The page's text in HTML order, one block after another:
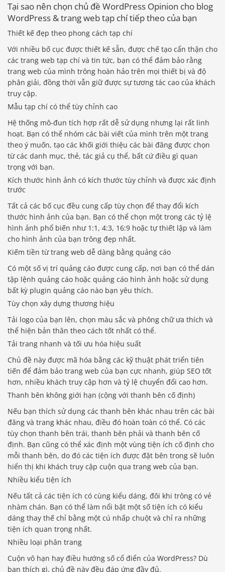
Tại sao nên chọn chủ đề WordPress Opinion cho blog
WordPress & trang web tạp chí tiếp theo của bạn
Thiết kế đẹp theo phong cách tạp chí
Với nhiều bố cục được thiết kế sẵn, được chế tạo cẩn thận cho
các trang web tạp chí và tin tức, bạn có thể đảm bảo rằng
trang web của mình trông hoàn hảo trên mọi thiết bị và độ
phân giải, đồng thời vẫn giữ được sự tương tác cao của khách
truy cập.
Mẫu tạp chí có thể tùy chỉnh cao
Hệ thống mô-đun tích hợp rất dễ sử dụng nhưng lại rất linh
hoạt. Bạn có thể nhóm các bài viết của mình trên một trang
theo ý muốn, tạo các khối giới thiệu các bài đăng được chọn
từ các danh mục, thẻ, tác giả cụ thể, bất cứ điều gì quan
trọng với bạn.
Kích thước hình ảnh có kích thước tùy chỉnh và được xác định
trước
Tất cả các bố cục đều cung cấp tùy chọn để thay đổi kích
thước hình ảnh của bạn. Bạn có thể chọn một trong các tỷ lệ
hình ảnh phổ biến như 1:1, 4:3, 16:9 hoặc tự thiết lập và làm
cho hình ảnh của bạn trông đẹp nhất.
Kiếm tiền từ trang web dễ dàng bằng quảng cáo
Có một số vị trí quảng cáo được cung cấp, nơi bạn có thể dán
tập lệnh quảng cáo hoặc quảng cáo hình ảnh hoặc sử dụng
bất kỳ plugin quảng cáo nào bạn yêu thích.
Tùy chọn xây dựng thương hiệu
Tải logo của bạn lên, chọn màu sắc và phông chữ ưa thích và
thể hiện bản thân theo cách tốt nhất có thể.
Tải trang nhanh và tối ưu hóa hiệu suất
Chủ đề này được mã hóa bằng các kỹ thuật phát triển tiên
tiến để đảm bảo trang web của bạn cực nhanh, giúp SEO tốt
hơn, nhiều khách truy cập hơn và tỷ lệ chuyển đổi cao hơn.
Thanh bên không giới hạn (cộng với thanh bên cố định)
Nếu bạn thích sử dụng các thanh bên khác nhau trên các bài
đăng và trang khác nhau, điều đó hoàn toàn có thể. Có các
tùy chọn thanh bên trái, thanh bên phải và thanh bên cố
định. Bạn cũng có thể xác định một vùng tiện ích cố định cho
mỗi thanh bên, do đó các tiện ích được đặt bên trong sẽ luôn
hiển thị khi khách truy cập cuộn qua trang web của bạn.
Nhiều kiểu tiện ích
Nếu tất cả các tiện ích có cùng kiểu dáng, đôi khi trông có vẻ
nhàm chán. Bạn có thể làm nổi bật một số tiện ích có kiểu
dáng thay thế chỉ bằng một cú nhấp chuột và chỉ ra những
tiện ích quan trọng nhất.
Nhiều loại phân trang
Cuộn vô hạn hay điều hướng số cổ điển của WordPress? Dù
bạn thích gì, chủ đề này đều đáp ứng đầy đủ.